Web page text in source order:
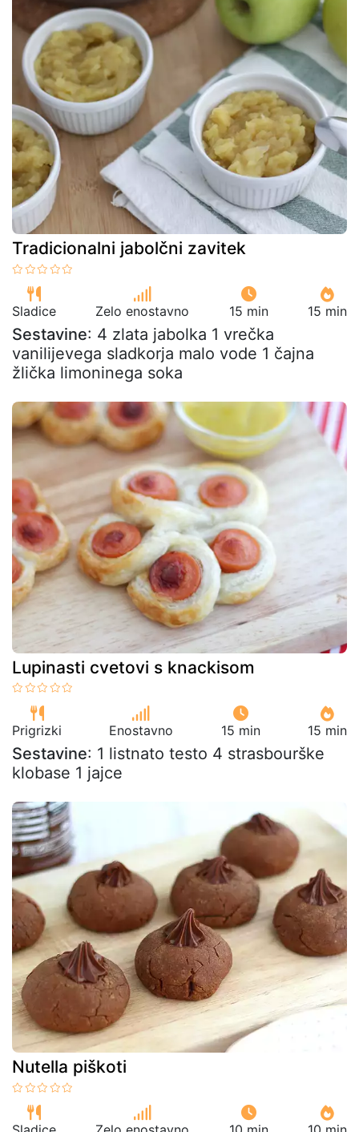
Tradicionalni jabolčni zavitek
Sladice Zelo enostavno 15 min 15 min
Sestavine: 4 zlata jabolka 1 vrečka
vanilijevega sladkorja malo vode 1 čajna
žlička limoninega soka
Lupinasti cvetovi s knackisom
Prigrizki Enostavno 15 min 15 min
Sestavine: 1 listnato testo 4 strasbourške
klobase 1 jajce
Nutella piškoti